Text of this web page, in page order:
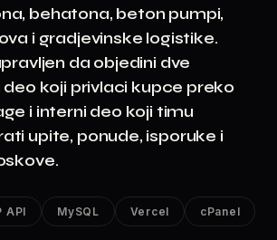
behatona, beton pumpi,
i gradjevinske logistike.
da objedini dve
koji privlaci kupce preko
i interni deo koji timu
upite, ponude, isporuke i
API MySQL Vercel cPanel